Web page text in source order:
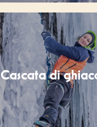
Cascata di